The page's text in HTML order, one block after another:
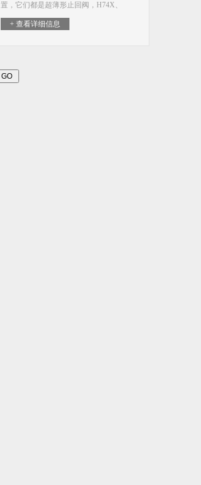
置，它们都是超薄形止回阀，H74X、
H74H型对夹圆片式止回阀具有结构简
单，外形美观，重量轻，安装方便等优特
安装空间限制的场所适用。对夹薄片式止
+ 查看详细信息